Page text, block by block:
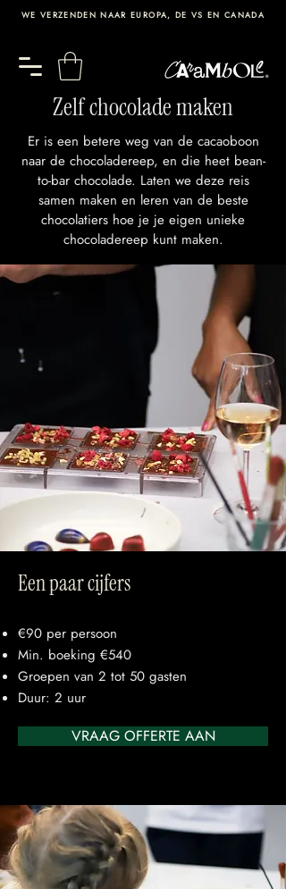
WE VERZENDEN NAAR EUROPA, DE VS EN CANADA
Zelf chocolade maken
Er is een betere weg van de cacaoboon
naar de chocoladereep, en die heet bean-
to-bar chocolade. Laten we deze reis
samen maken en leren van de beste
chocolatiers hoe je je eigen unieke
chocoladereep kunt maken.
Een paar cijfers
€90 per persoon
Min. boeking €540
Groepen van 2 tot 50 gasten
Duur: 2 uur
VRAAG OFFERTE AAN